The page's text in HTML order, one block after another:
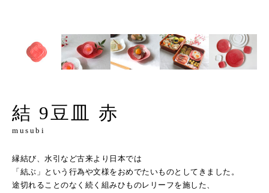
結 9豆皿 赤
musubi
縁結び、水引など古来より日本では
「結ぶ」という行為や文様をおめでたいものとしてきました。
途切れることのなく続く組みひものレリーフを施した、